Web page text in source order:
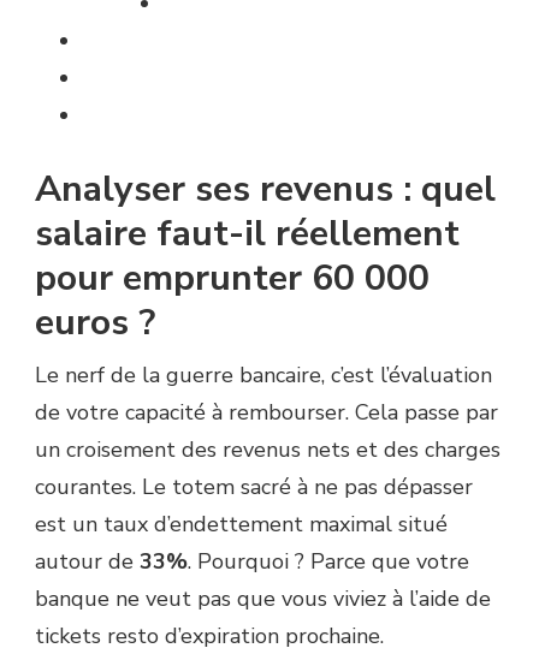
Analyser ses revenus : quel
salaire faut-il réellement
pour emprunter 60 000
euros ?
Le nerf de la guerre bancaire, c’est l’évaluation
de votre capacité à rembourser. Cela passe par
un croisement des revenus nets et des charges
courantes. Le totem sacré à ne pas dépasser
est un taux d’endettement maximal situé
autour de 33%. Pourquoi ? Parce que votre
banque ne veut pas que vous viviez à l’aide de
tickets resto d’expiration prochaine.